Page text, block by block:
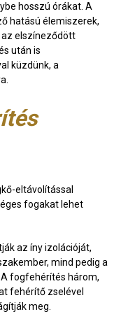
hosszú órákat. A
hatású élemiszerek,
az elszíneződött
után is
küzdünk, a
eltávolítással
fogakat lehet
az íny izolációját,
mind pedig a
fogfehérítés három,
fehérítő zselével
meg.